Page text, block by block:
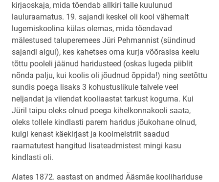
kirjaoskaja, mida tõendab allkiri talle kuulunud
lauluraamatus. 19. sajandi keskel oli kool vähemalt
lugemiskoolina külas olemas, mida tõendavad
mälestused taluperemees Jüri Pehmannist (sündinud
sajandi algul), kes kahetses oma kurja võõrasisa keelu
tõttu pooleli jäänud haridusteed (oskas lugeda piiblit
nõnda palju, kui koolis oli jõudnud õppida!) ning seetõttu
sundis poega lisaks 3 kohustuslikule talvele veel
neljandat ja viiendat kooliaastat tarkust koguma. Kui
Jüril taipu oleks olnud poega kihelkonnakooli saata,
oleks tollele kindlasti parem haridus jõukohane olnud,
kuigi kenast käekirjast ja koolmeistrilt saadud
raamatutest hangitud lisateadmistest mingi kasu
kindlasti oli.
Alates 1872. aastast on andmed Ääsmäe koolihariduse